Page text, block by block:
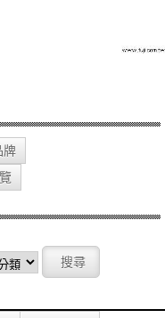
牌